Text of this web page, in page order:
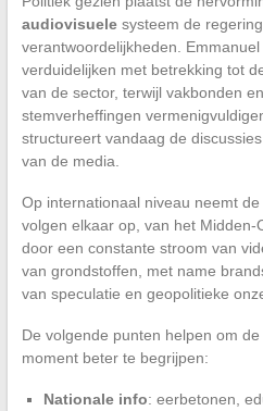
audiovisuelesysteem de
verantwoordelijkheden.
verduidelijken met betrekking tot
van de sector, terwijl vakbonden
stemverheffingen
structureert vandaag de
van de media.
Op internationaal niveau neemt
volgen elkaar op, van het
door een constante stroom van
van grondstoffen, met name
van speculatie en geopolitieke
De volgende punten helpen om
moment beter te begrijpen:
Nationale info: eerbetonen,